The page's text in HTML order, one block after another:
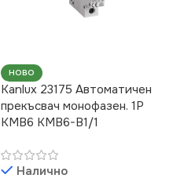
НОВО
Kanlux 23175 Автоматичен
прекъсвач монофазен. 1P
KMB6 KMB6-B1/1
Налично